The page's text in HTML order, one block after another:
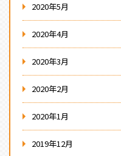
2020年5月
2020年4月
2020年3月
2020年2月
2020年1月
2019年12月